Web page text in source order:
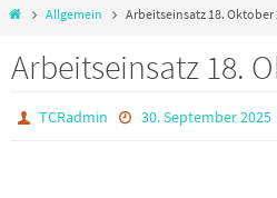
StartAllgemein Arbeitseinsatz 18. Oktober
Arbeitseinsatz 18.
TCRadmin 30. September 2025